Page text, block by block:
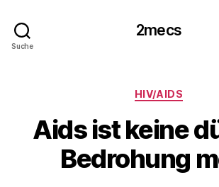
Suche
2mecs
Kategorien
HIV/AIDS
Aids ist keine
Bedrohung